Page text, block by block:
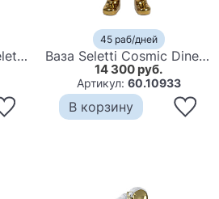
Настольная лампа Seletti Flashing Starman
45 раб/дней
Ваза Seletti Cosmic Diner Starman Gold
14 300 руб.
Артикул: 60.10933
В корзину